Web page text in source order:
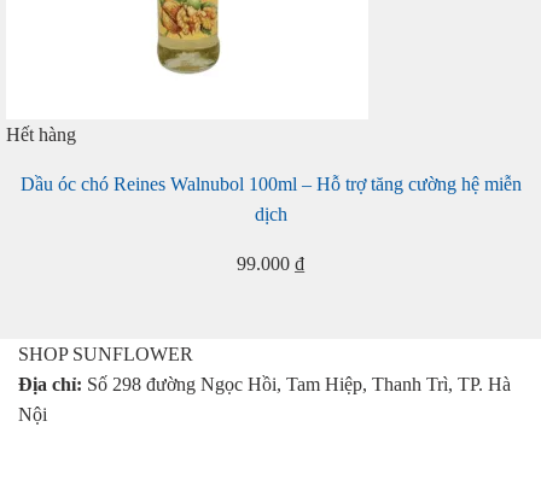
Hết hàng
Dầu óc chó Reines Walnubol 100ml – Hỗ trợ tăng cường hệ miễn
dịch
99.000 ₫
SHOP SUNFLOWER
Địa chỉ: Số 298 đường Ngọc Hồi, Tam Hiệp, Thanh Trì, TP. Hà
Nội